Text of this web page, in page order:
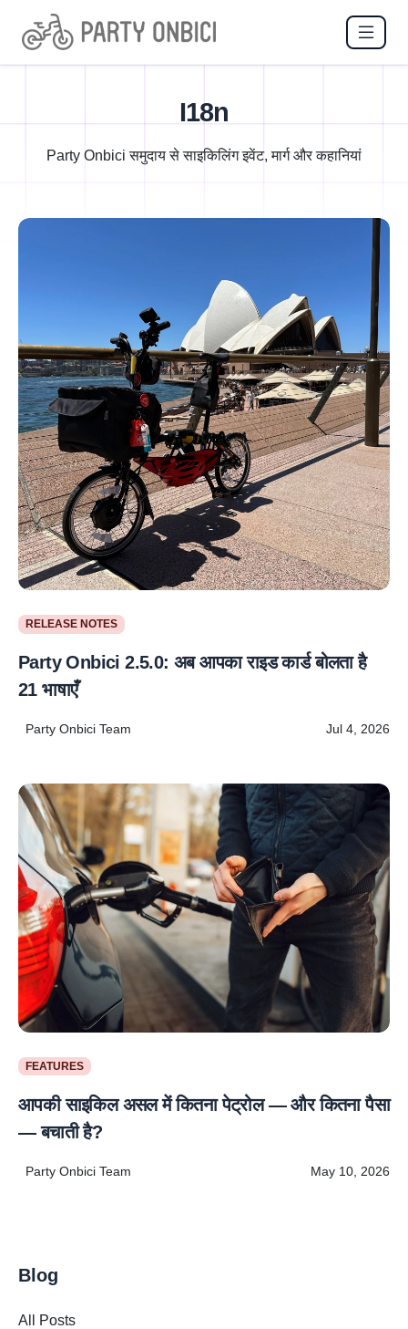
I18n
Party Onbici समुदाय से साइकिलिंग इवेंट, मार्ग और कहानियां
RELEASE NOTES
Party Onbici 2.5.0: अब आपका राइड कार्ड बोलता है
21 भाषाएँ
Party Onbici Team Jul 4, 2026
FEATURES
आपकी साइकिल असल में कितना पेट्रोल — और कितना पैसा
— बचाती है?
Party Onbici Team May 10, 2026
Blog
All Posts